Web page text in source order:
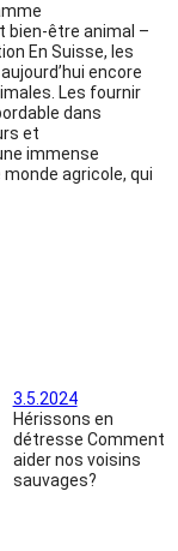
bien-être animal –
En Suisse, les
encore
Les fournir
dans
et
immense
agricole, qui
3.5.2024
Hérissons en
détresse Comment
aider nos voisins
sauvages?